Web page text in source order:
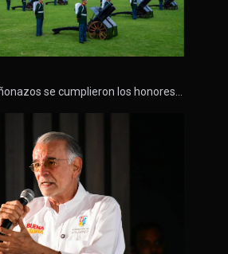
se cumplieron los honores…